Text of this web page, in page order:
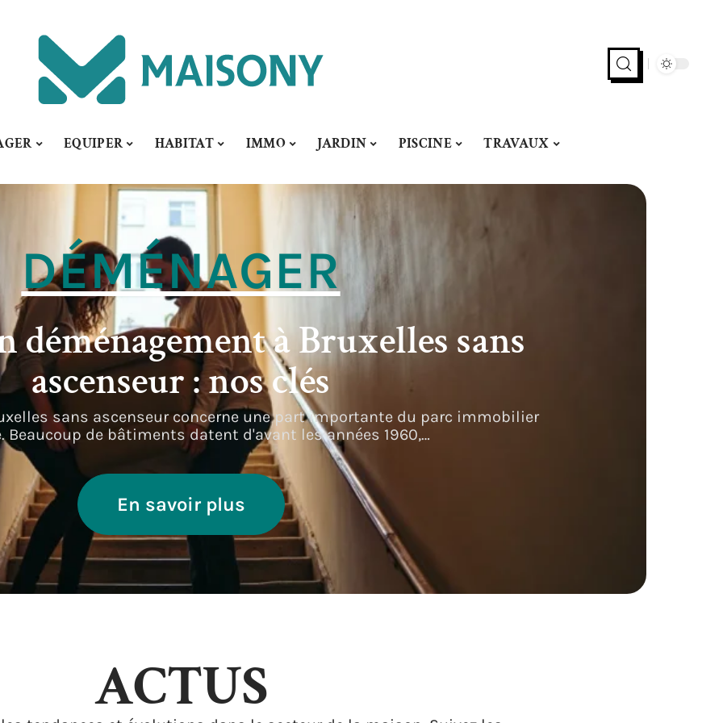
EQUIPER HABITAT IMMO JARDIN PISCINE TRAVAUX
DÉMÉNAGER
déménagement à Bruxelles sans
ascenseur : nos clés
sans ascenseur concerne une part importante du parc immobilier
Beaucoup de bâtiments datent d'avant les années 1960,…
En savoir plus
ACTUS